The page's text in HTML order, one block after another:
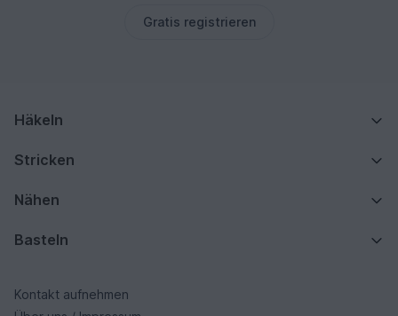
Gratis registrieren
Häkeln
Stricken
Nähen
Basteln
Kontakt aufnehmen